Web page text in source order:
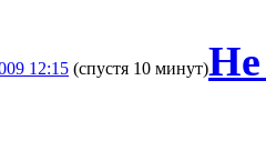
12:15 (спустя 10 минут)Не